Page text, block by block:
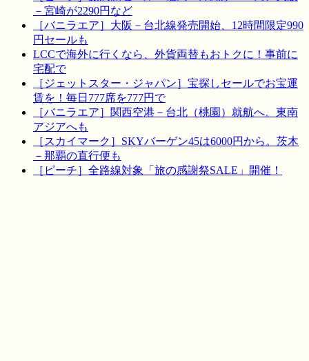
－宮崎が2290円など
［バニラエア］大阪－台北線発売開始、12時間限定990
円セールも
LCCで海外に行くなら、外貨両替もおトクに！事前に
宅配で
［ジェットスター・ジャパン］宝探しセールでお宝運
賃を！毎日777席を777円で
［バニラエア］関西空港－台北（桃園）就航へ。東南
アジアへも
［スカイマーク］SKYバーゲン45は6000円から。茨木
－那覇の直行便も
［ピーチ］全路線対象「旅の感謝祭SALE」開催！